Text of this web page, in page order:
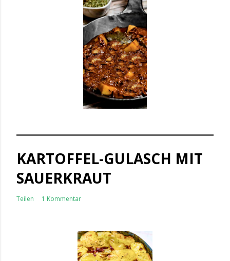
KARTOFFEL-GULASCH MIT
SAUERKRAUT
Teilen 1 Kommentar